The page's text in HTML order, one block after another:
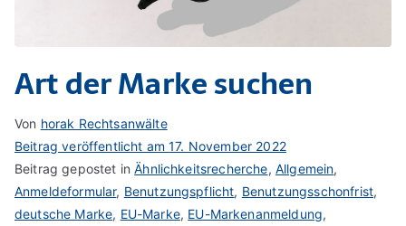
Art der Marke suchen
Von horak Rechtsanwälte
Beitrag veröffentlicht am17. November 2022
Beitrag gepostet inÄhnlichkeitsrecherche, Allgemein,
Anmeldeformular, Benutzungspflicht, Benutzungsschonfrist,
deutsche Marke, EU-Marke, EU-Markenanmeldung,